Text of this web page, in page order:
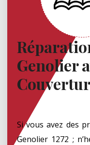
Genolier
Si vous avez des
Genolier 1272 ;